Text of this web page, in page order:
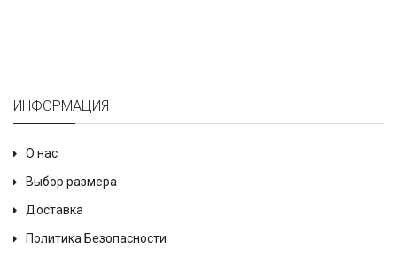
ИНФОРМАЦИЯ
О нас
Выбор размера
Доставка
Политика Безопасности